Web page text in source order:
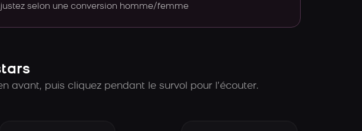
selon une conversion homme/femme
avant, puis cliquez pendant le survol pour l’écouter.